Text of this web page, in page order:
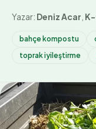
Yazar: Deniz Acar
bahçe kompostu
toprak iyileştirme